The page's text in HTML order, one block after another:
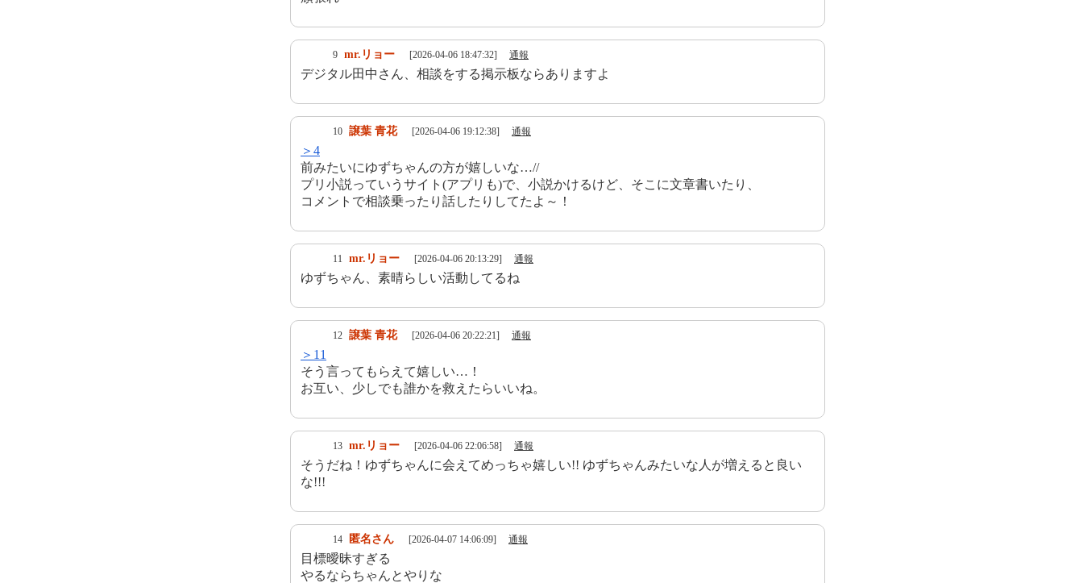
9 mr.リョー [2026-04-06 18:47:32] 通報
デジタル田中さん、相談をする掲示板ならありますよ
10 譲葉 青花 [2026-04-06 19:12:38] 通報
＞4
前みたいにゆずちゃんの方が嬉しいな…//
プリ小説っていうサイト(アプリも)で、小説かけるけど、そこに文章書いたり、
コメントで相談乗ったり話したりしてたよ～！
11 mr.リョー [2026-04-06 20:13:29] 通報
ゆずちゃん、素晴らしい活動してるね
12 譲葉 青花 [2026-04-06 20:22:21] 通報
＞11
そう言ってもらえて嬉しい…！
お互い、少しでも誰かを救えたらいいね。
13 mr.リョー [2026-04-06 22:06:58] 通報
そうだね！ゆずちゃんに会えてめっちゃ嬉しい!! ゆずちゃんみたいな人が増えると良い
な!!!
14 匿名さん [2026-04-07 14:06:09] 通報
目標曖昧すぎる
やるならちゃんとやりな